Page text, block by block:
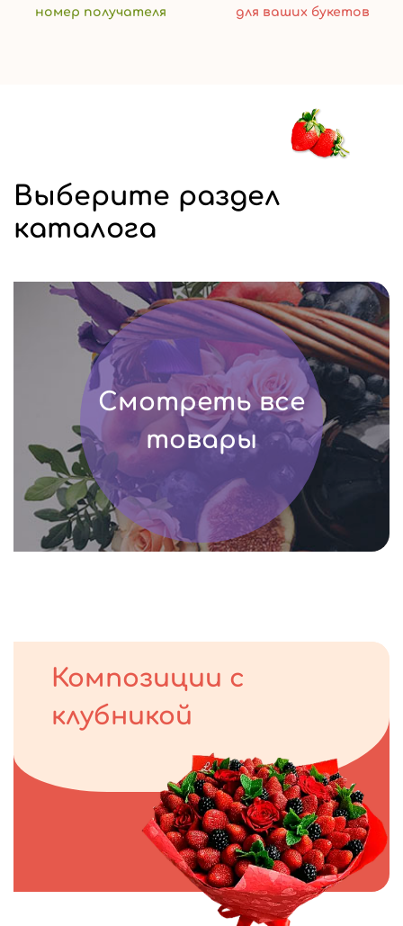
номер получателя для ваших букетов
Выберите раздел
каталога
Смотреть все
товары
Композиции с
клубникой